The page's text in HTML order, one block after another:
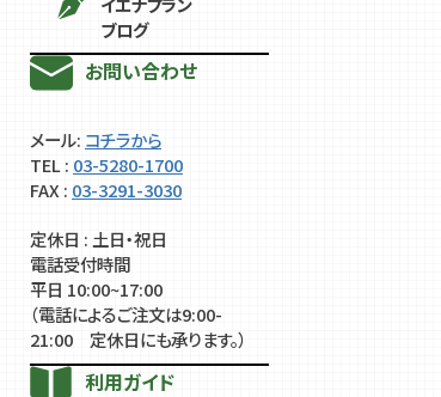
ブログ
お問い合わせ
メール: コチラから
TEL : 03-5280-1700
FAX : 03-3291-3030
定休日 : 土日・祝日
電話受付時間
平日 10:00~17:00
（電話によるご注文は9:00-
21:00 定休日にも承ります。）
利用ガイド